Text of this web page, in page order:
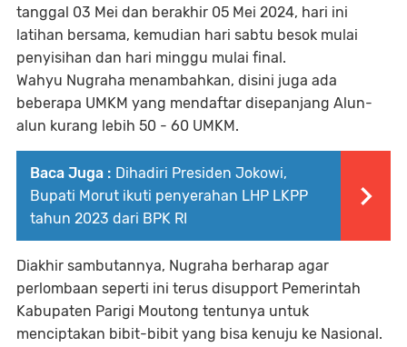
tanggal 03 Mei dan berakhir 05 Mei 2024, hari ini
latihan bersama, kemudian hari sabtu besok mulai
penyisihan dan hari minggu mulai final.
Wahyu Nugraha menambahkan, disini juga ada
beberapa UMKM yang mendaftar disepanjang Alun-
alun kurang lebih 50 - 60 UMKM.
Baca Juga : Dihadiri Presiden Jokowi,
Bupati Morut ikuti penyerahan LHP LKPP
tahun 2023 dari BPK RI
Diakhir sambutannya, Nugraha berharap agar
perlombaan seperti ini terus disupport Pemerintah
Kabupaten Parigi Moutong tentunya untuk
menciptakan bibit-bibit yang bisa kenuju ke Nasional.